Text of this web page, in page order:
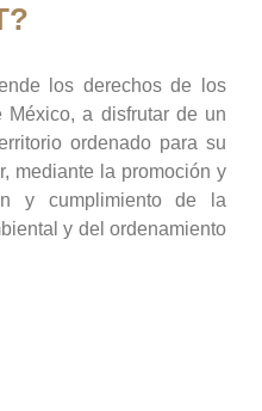
los derechos de los
a disfrutar de un
ordenado para su
mediante la promoción y
y cumplimiento de la
y del ordenamiento